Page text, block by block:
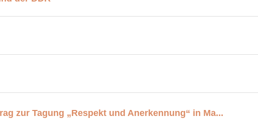
zur Tagung „Respekt und Anerkennung“ in Ma...